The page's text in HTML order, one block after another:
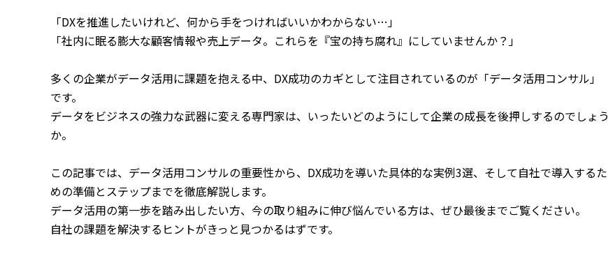
「DXを推進したいけれど、何から手をつければいいかわからない…」
「社内に眠る膨大な顧客情報や売上データ。これらを『宝の持ち腐れ』にしていませんか？」
多くの企業がデータ活用に課題を抱える中、DX成功のカギとして注目されているのが「データ活用コンサル」
です。
データをビジネスの強力な武器に変える専門家は、いったいどのようにして企業の成長を後押しするのでしょう
か。
この記事では、データ活用コンサルの重要性から、DX成功を導いた具体的な実例3選、そして自社で導入するた
めの準備とステップまでを徹底解説します。
データ活用の第一歩を踏み出したい方、今の取り組みに伸び悩んでいる方は、ぜひ最後までご覧ください。
自社の課題を解決するヒントがきっと見つかるはずです。